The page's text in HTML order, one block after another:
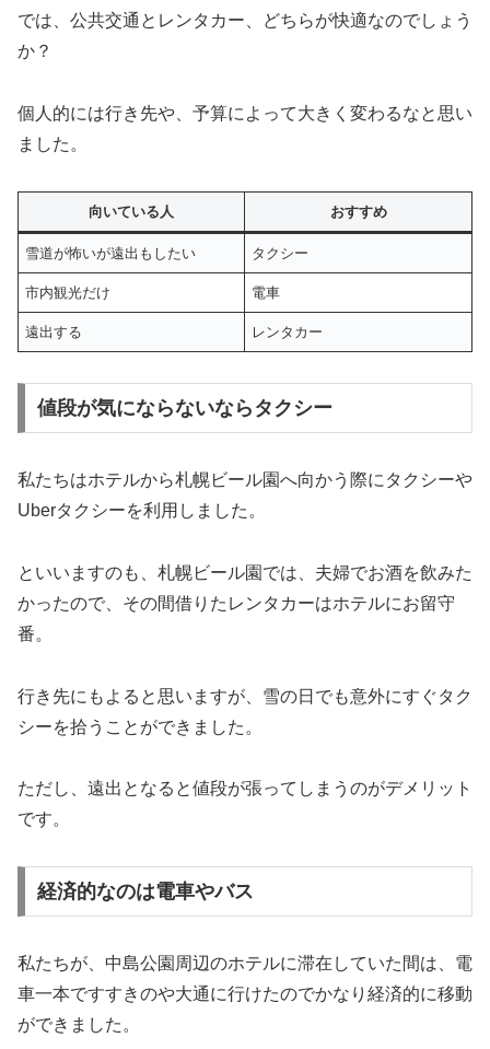
では、公共交通とレンタカー、どちらが快適なのでしょう
か？
個人的には行き先や、予算によって大きく変わるなと思い
ました。
向いている人 おすすめ
雪道が怖いが遠出もしたい タクシー
市内観光だけ 電車
遠出する レンタカー
値段が気にならないならタクシー
私たちはホテルから札幌ビール園へ向かう際にタクシーや
Uberタクシーを利用しました。
といいますのも、札幌ビール園では、夫婦でお酒を飲みた
かったので、その間借りたレンタカーはホテルにお留守
番。
行き先にもよると思いますが、雪の日でも意外にすぐタク
シーを拾うことができました。
ただし、遠出となると値段が張ってしまうのがデメリット
です。
経済的なのは電車やバス
私たちが、中島公園周辺のホテルに滞在していた間は、電
車一本ですすきのや大通に行けたのでかなり経済的に移動
ができました。